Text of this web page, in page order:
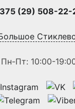
(29) 508-22-
Пн-Пт: 10:00-